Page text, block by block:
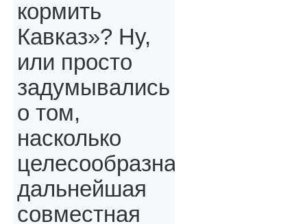
кормить
Кавказ»? Ну,
или просто
задумывались
о том,
насколько
целесообразна
дальнейшая
совместная